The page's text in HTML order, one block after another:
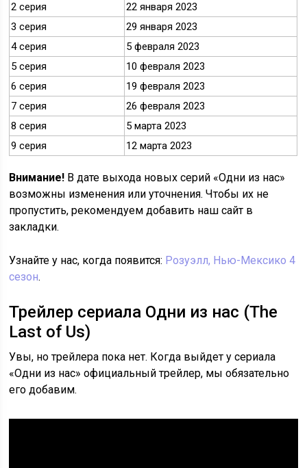
2 серия
22 января 2023
3 серия
29 января 2023
4 серия
5 февраля 2023
5 серия
10 февраля 2023
6 серия
19 февраля 2023
7 серия
26 февраля 2023
8 серия
5 марта 2023
9 серия
12 марта 2023
Внимание! В дате выхода новых серий «Одни из нас»
возможны изменения или уточнения. Чтобы их не
пропустить, рекомендуем добавить наш сайт в
закладки.
Узнайте у нас, когда появится: Розуэлл, Нью-Мексико 4
сезон.
Трейлер сериала Одни из нас (The
Last of Us)
Увы, но трейлера пока нет. Когда выйдет у сериала
«Одни из нас» официальный трейлер, мы обязательно
его добавим.